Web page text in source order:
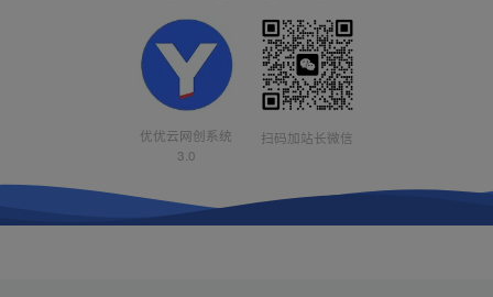
优优云网创系统
3.0
扫码加站长微信